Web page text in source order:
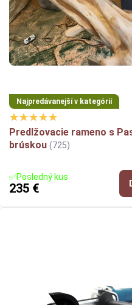
Rameno na uhlovu brúsku
-ľahké opracovanie na
Najpredávanejší v kategórií
Predlžovacie rameno s
brúskou(725)
✅Posledný kus
235 €